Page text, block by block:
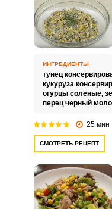
ИНГРЕДИЕНТЫ
тунец
кукуруза
огурцы соленые,
перец черный
25 мин
СМОТРЕТЬ РЕЦЕПТ